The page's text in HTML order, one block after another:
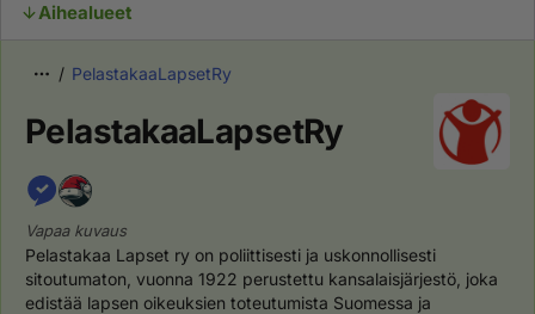
Aihealueet
PelastakaaLapsetRy
PelastakaaLapsetRy
Vapaa kuvaus
Pelastakaa Lapset ry on poliittisesti ja uskonnollisesti
sitoutumaton, vuonna 1922 perustettu kansalaisjärjestö, joka
edistää lapsen oikeuksien toteutumista Suomessa ja